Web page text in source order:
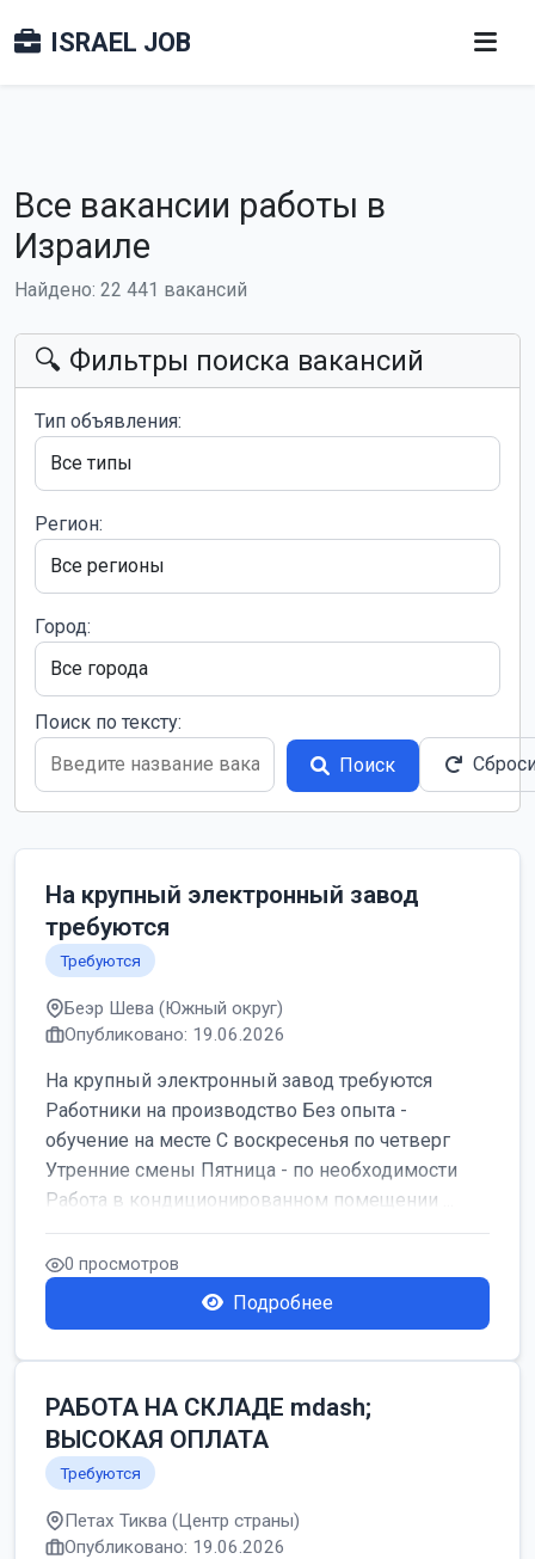
ISRAEL JOB
Все вакансии работы в
Израиле
Найдено: 22 441 вакансий
🔍 Фильтры поиска вакансий
Тип объявления:
Регион:
Город:
Поиск по тексту:
Поиск
На крупный электронный завод
требуются
Требуются
Беэр Шева (Южный округ)
Опубликовано: 19.06.2026
На крупный электронный завод требуются
Работники на производство Без опыта -
обучение на месте С воскресенья по четверг
Утренние смены Пятница - по необходимости
Работа в кондиционированном помещении ...
0 просмотров
Подробнее
РАБОТА НА СКЛАДЕ mdash;
ВЫСОКАЯ ОПЛАТА
Требуются
Петах Тиква (Центр страны)
Опубликовано: 19.06.2026